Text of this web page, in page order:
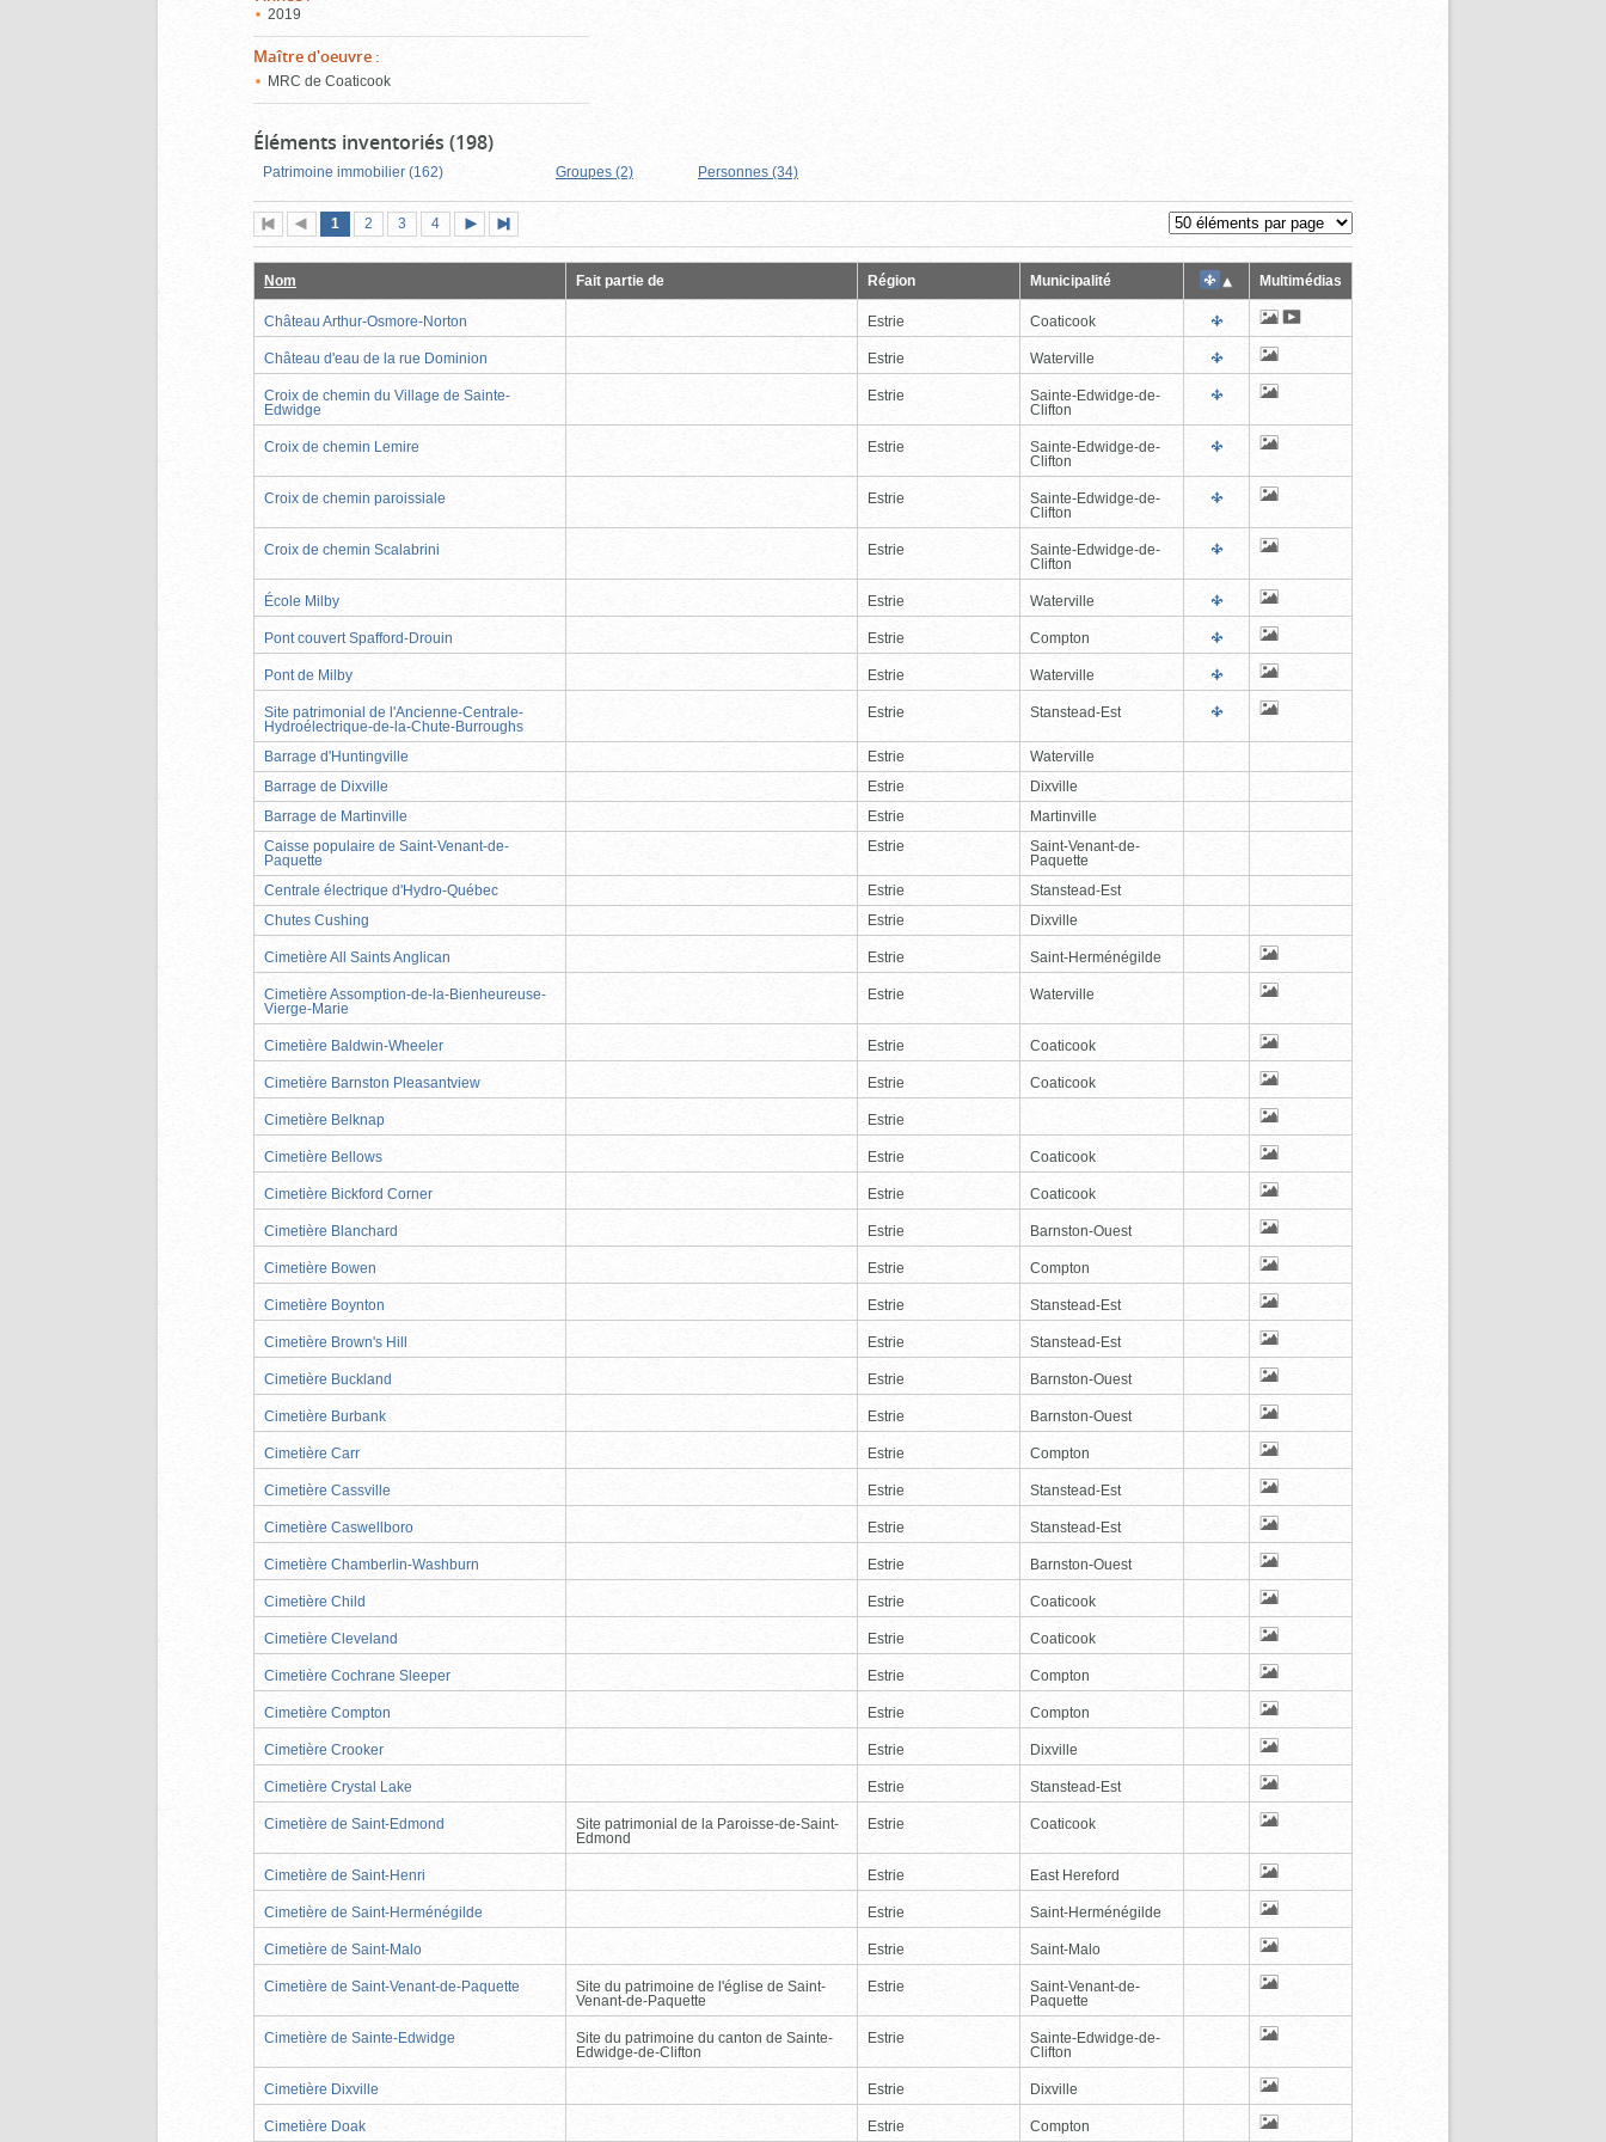
2019
Maître d'oeuvre :
MRC de Coaticook
Éléments inventoriés (198)
Patrimoine immobilier (162) Groupes (2) Personnes (34)
Première
page
Page
précédente
Page
1 (page
actuelle)
Page
2 Page
3 Page
4
suivante
page
Nom Fait partie de Région Municipalité Multimédias
Château Arthur-Osmore-Norton Estrie Coaticook
Château d'eau de la rue Dominion Estrie Waterville
Croix de chemin du Village de Sainte-
Edwidge
Estrie
Sainte-Edwidge-de-
Clifton
Croix de chemin Lemire Estrie
Sainte-Edwidge-de-
Clifton
Croix de chemin paroissiale Estrie
Sainte-Edwidge-de-
Clifton
Croix de chemin Scalabrini Estrie
Sainte-Edwidge-de-
Clifton
École Milby Estrie Waterville
Pont couvert Spafford-Drouin Estrie Compton
Pont de Milby Estrie Waterville
Site patrimonial de l'Ancienne-Centrale-
Hydroélectrique-de-la-Chute-Burroughs
Estrie Stanstead-Est
Barrage d'Huntingville Estrie
Waterville
Barrage de Dixville
Estrie
Dixville
Barrage de Martinville
Estrie
Martinville
Caisse populaire de Saint-Venant-de-
Paquette
Estrie
Saint-Venant-de-
Paquette
Centrale électrique d'Hydro-Québec
Estrie
Stanstead-Est
Chutes Cushing
Estrie Dixville
Cimetière All Saints Anglican Estrie Saint-Herménégilde
Cimetière Assomption-de-la-Bienheureuse-
Vierge-Marie
Estrie Waterville
Cimetière Baldwin-Wheeler Estrie Coaticook
Cimetière Barnston Pleasantview Estrie Coaticook
Cimetière Belknap Estrie
Cimetière Bellows Estrie Coaticook
Cimetière Bickford Corner Estrie Coaticook
Cimetière Blanchard Estrie Barnston-Ouest
Cimetière Bowen Estrie Compton
Cimetière Boynton Estrie Stanstead-Est
Cimetière Brown's Hill Estrie Stanstead-Est
Cimetière Buckland Estrie Barnston-Ouest
Cimetière Burbank Estrie Barnston-Ouest
Cimetière Carr Estrie Compton
Cimetière Cassville Estrie Stanstead-Est
Cimetière Caswellboro Estrie Stanstead-Est
Cimetière Chamberlin-Washburn Estrie Barnston-Ouest
Cimetière Child Estrie Coaticook
Cimetière Cleveland Estrie Coaticook
Cimetière Cochrane Sleeper Estrie Compton
Cimetière Compton Estrie Compton
Cimetière Crooker Estrie Dixville
Cimetière Crystal Lake Estrie Stanstead-Est
Cimetière de Saint-Edmond
Site patrimonial de la Paroisse-de-Saint-
Edmond
Estrie Coaticook
Cimetière de Saint-Henri Estrie East Hereford
Cimetière de Saint-Herménégilde Estrie Saint-Herménégilde
Cimetière de Saint-Malo Estrie Saint-Malo
Cimetière de Saint-Venant-de-Paquette
Site du patrimoine de l'église de Saint-
Venant-de-Paquette
Estrie
Saint-Venant-de-
Paquette
Cimetière de Sainte-Edwidge
Site du patrimoine du canton de Sainte-
Edwidge-de-Clifton
Estrie
Sainte-Edwidge-de-
Clifton
Cimetière Dixville Estrie Dixville
Cimetière Doak Estrie Compton